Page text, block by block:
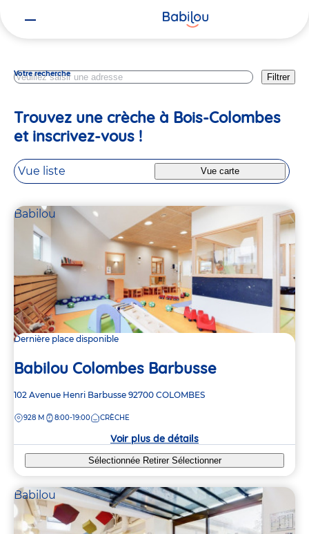
Votre recherche Filtrer
Trouvez une crèche à Bois-Colombes
et inscrivez-vous !
Vue liste Vue carte
Babilou
Dernière place disponible
Babilou Colombes Barbusse
Adresse
la
102 Avenue Henri Barbusse 92700 COLOMBES
DISTANCE
928 M 8:00-19:00 CRÈCHE
Voir plus de détails
Sélectionnée Retirer Sélectionner
Babilou